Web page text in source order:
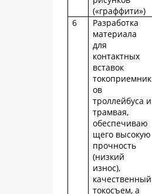
(«граффити»)
6
Разработка
материала
для
контактных
вставок
токоприемник
ов
троллейбуса и
трамвая,
обеспечиваю
щего высокую
прочность
(низкий
износ),
качественный
токосъем, а